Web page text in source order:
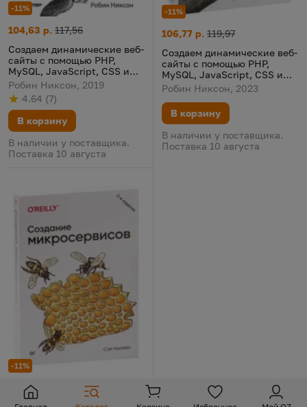
Глобальная навигация
-11%
Создаем динамические веб-сайты с помощью PHP, MySQL,
Цена:
104,63 р.
Старая цена:
117,56
Создаем динамические веб-
сайты с помощью PHP,
MySQL, JavaScript, CSS и
HTML5
Робин Никсон, 2019
Рейтинг
4.64
из 5 (
по результату
7
голосов
)
В корзину
В наличии у поставщика.
Поставка 10 августа
-11%
Создаем динамические веб-
Цена:
106,77 р.
Старая цена:
119,97
Создаем динамические веб-
сайты с помощью PHP,
MySQL, JavaScript, CSS и
HTML5
Робин Никсон, 2023
В корзину
В наличии у поставщика.
Поставка 10 августа
-11%
Создание микросервисов
Цена:
115,35 р.
Старая цена: